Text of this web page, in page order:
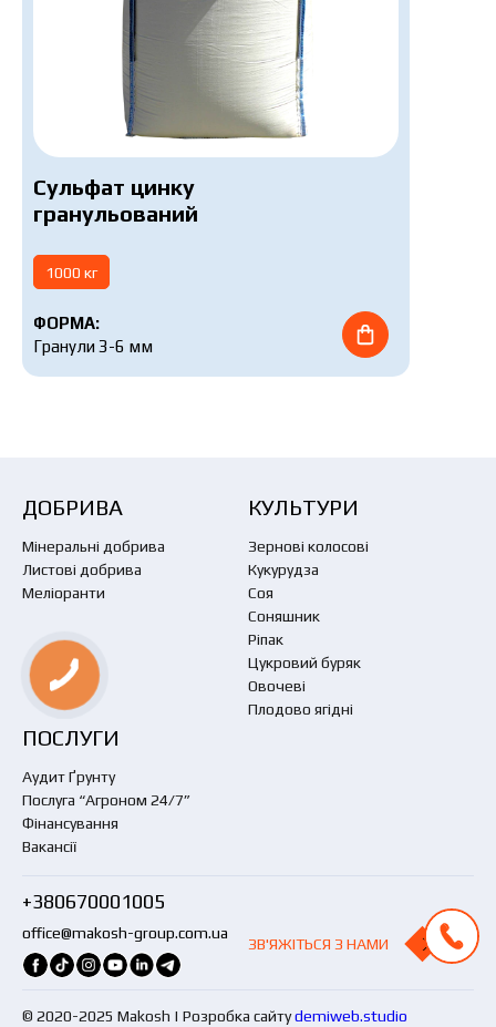
Сульфат цинку
гранульований
1000 кг
ФОРМА:
Гранули 3-6 мм
ДОБРИВА
Мінеральні добрива
Листові добрива
Меліоранти
КУЛЬТУРИ
Зернові колосові
Кукурудза
Соя
Соняшник
Ріпак
Цукровий буряк
Овочеві
Плодово ягідні
ПОСЛУГИ
Аудит Ґрунту
Послуга “Агроном 24/7”
Фінансування
Вакансії
+380670001005
office@makosh-group.com.ua
ЗВ'ЯЖІТЬСЯ З НАМИ
ЗВ'ЯЖІТЬСЯ З НАМИ
© 2020-2025 Makosh | Розробка сайтуdemiweb.studio